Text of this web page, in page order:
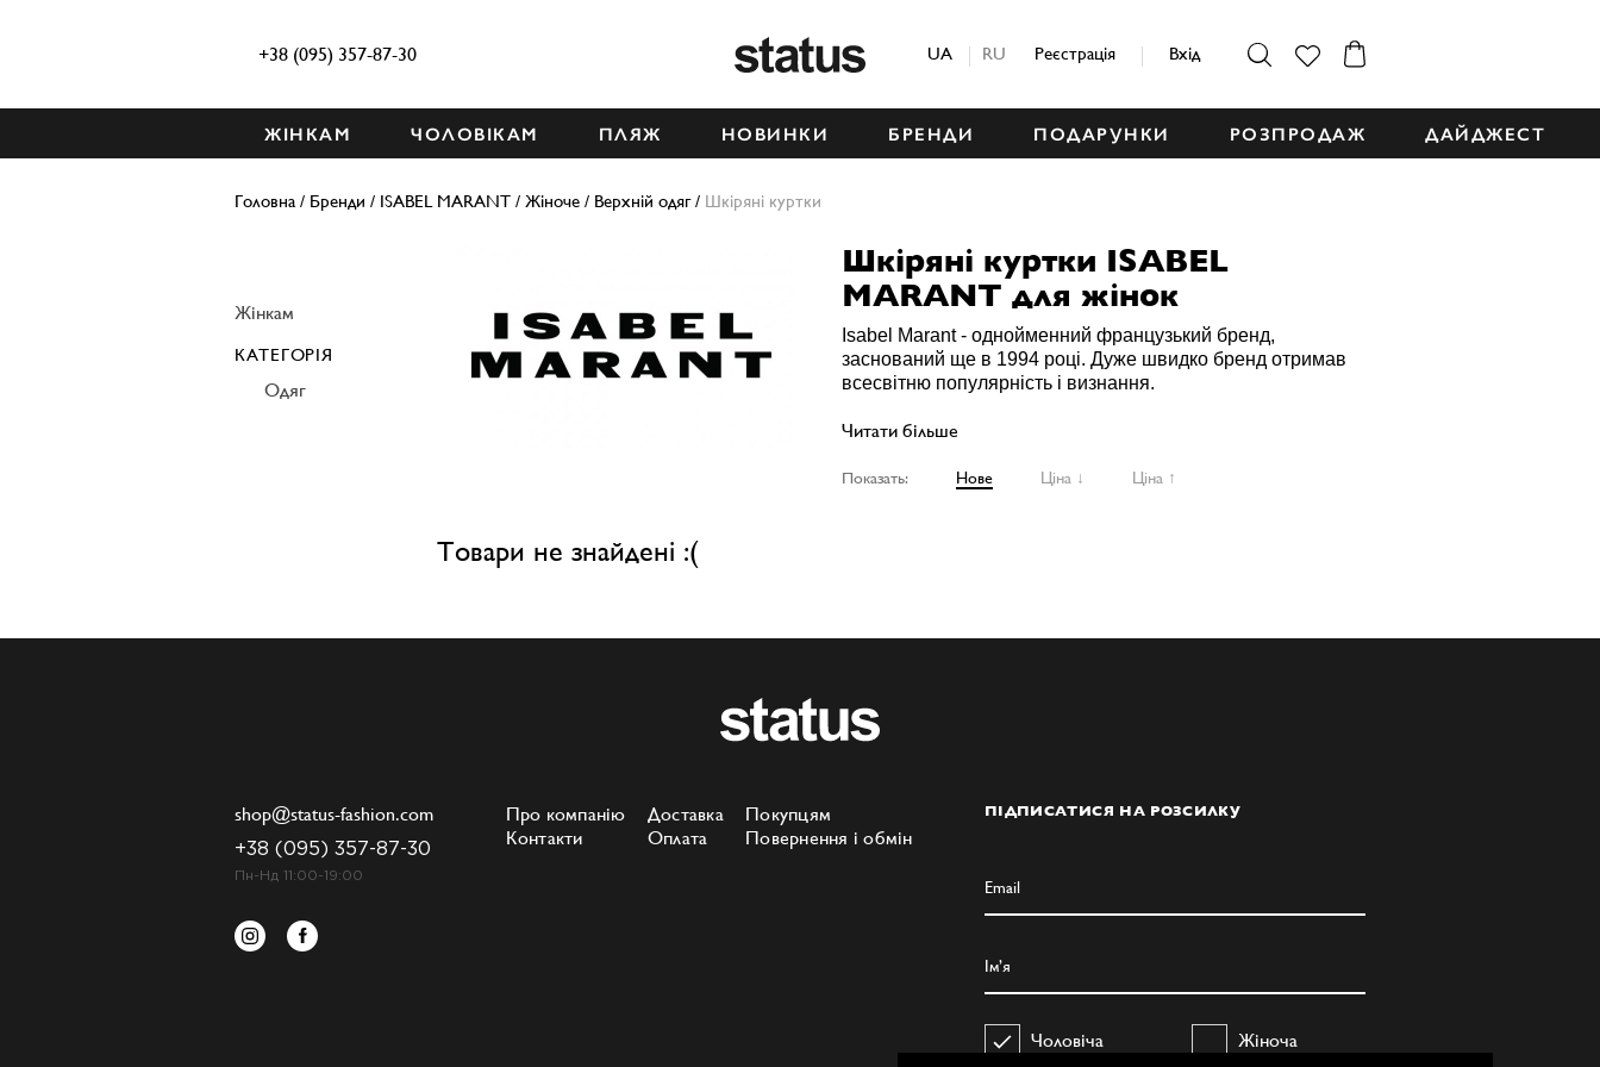
+38 (095) 357-87-30 UA RU Реєстрація Вхід
ЖІНКАМ ЧОЛОВІКАМ ПЛЯЖ НОВИНКИ БРЕНДИ ПОДАРУНКИ РОЗПРОДАЖ ДАЙДЖЕСТ
Головна / Бренди / ISABEL MARANT / Жіноче / Верхній одяг/ Шкіряні куртки
Шкіряні куртки ISABEL
MARANT для жінок
Isabel Marant - однойменний французький бренд,
заснований ще в 1994 році. Дуже швидко бренд отримав
всесвітню популярність і визнання.
Читати більше
Показать: Нове Ціна ↓ Ціна ↑
Товари не знайдені :(
Жінкам
КАТЕГОРІЯ
Одяг
ПІДПИСАТИСЯ НА РОЗСИЛКУ
Чоловіча Жіноча
Про компанію
Контакти
Доставка
Оплата
Покупцям
Повернення і обмін
shop@status-fashion.com
+38 (095) 357-87-30
Пн-Нд 11:00-19:00